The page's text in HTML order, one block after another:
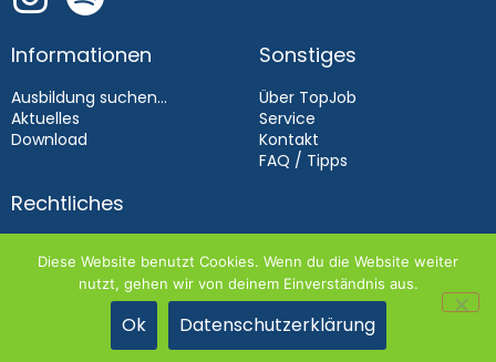
Informationen
Ausbildung suchen...
Aktuelles
Download
Sonstiges
Über TopJob
Service
Kontakt
FAQ / Tipps
Rechtliches
Datenschutz
Aussteller­bedingungen 2026
TOPJOB 2026 | DIE WEBAGENTUR
Diese Website benutzt Cookies. Wenn du die Website weiter
nutzt, gehen wir von deinem Einverständnis aus.
Ok Datenschutzerklärung